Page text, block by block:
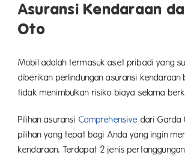
Asuransi Kendaraan
Oto
Mobil adalah termasuk aset pribadi yang
diberikan perlindungan asuransi
tidak menimbulkan risiko biaya selama
Pilihan asuransi Comprehensive dari Garda
pilihan yang tepat bagi Anda yang ingin
kendaraan. Terdapat 2 jenis